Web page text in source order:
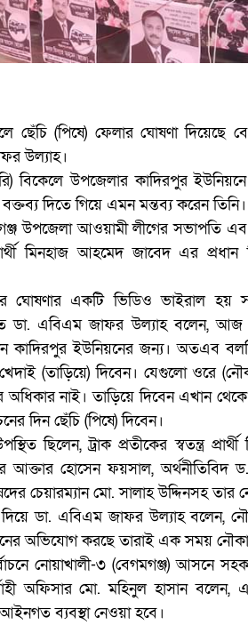
ছেঁচি (পিষে) ফেলার ঘোষণা দিয়েছে
উল্যাহ।
উপজেলার কাদিরপুর ইউনিয়নে
দিতে গিয়ে এমন মন্তব্য করেন তিনি।
উপজেলা আওয়ামী লীগের সভাপতি
মিনহাজ আহমেদ জাবেদ এর প্রধান
ঘোষণার একটি ভিডিও ভাইরাল হয়
ডা. এবিএম জাফর উল্যাহ বলেন, আজ
কাদিরপুর ইউনিয়নের জন্য। অতএব
(তাড়িয়ে) দিবেন। যেগুলো ওরে
অধিকার নাই। তাড়িয়ে দিবেন এখান
দিন ছেঁচি (পিষে) দিবেন।
ছিলেন, ট্রাক প্রতীকের স্বতন্ত্র
আক্তার হোসেন ফয়সাল, অর্থনীতিবিদ
চেয়ারম্যান মো. সালাহ উদ্দিনসহ তার
ডা. এবিএম জাফর উল্যাহ বলেন,
অভিযোগ করছে তারাই এক সময়
নোয়াখালী-৩ (বেগমগঞ্জ) আসনে
অফিসার মো. মহিনুল হাসান
ব্যবস্থা নেওয়া হবে।